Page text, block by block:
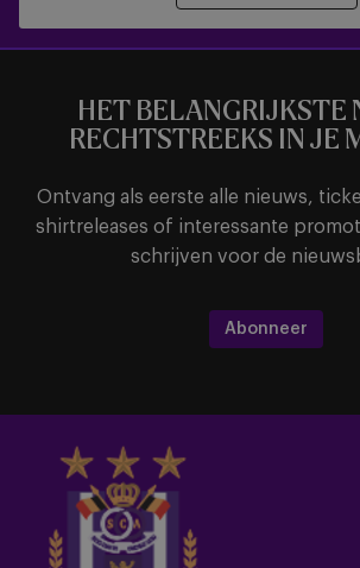
HET BELANGRIJKSTE
RECHTSTREEKS IN JE
Ontvang als eerste alle nieuws,
shirtreleases of interessante
schrijven voor de
Abonneer